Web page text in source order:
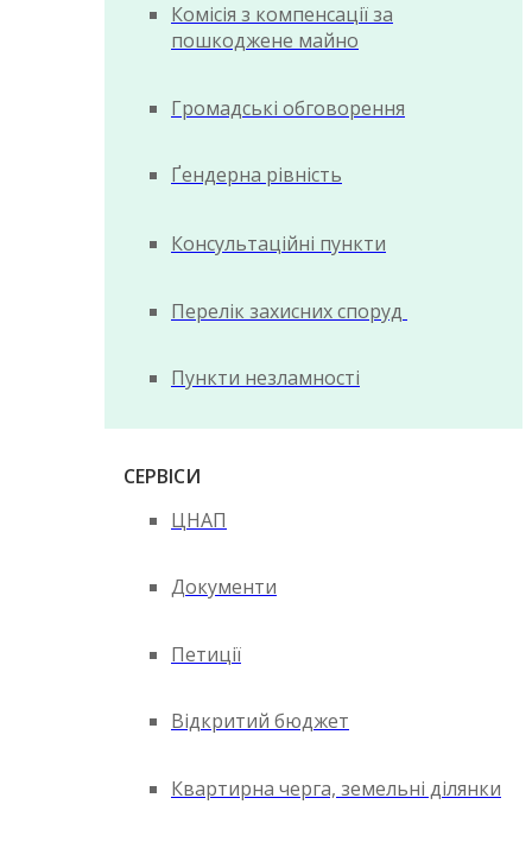
Комісія з компенсації за
пошкоджене майно
Громадські обговорення
Ґендерна рівність
Консультаційні пункти
Перелік захисних споруд
Пункти незламності
СЕРВІСИ
ЦНАП
Документи
Петиції
Відкритий бюджет
Квартирна черга, земельні ділянки